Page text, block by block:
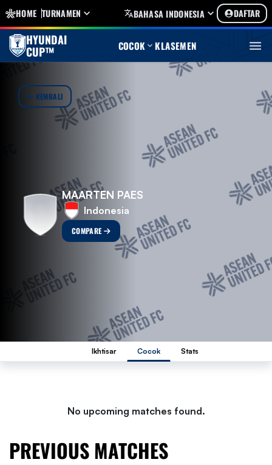
HOME TURNAMEN BAHASA INDONESIA DAFTAR
HYUNDAI
CUP™ COCOK KLASEMEN
KEMBALI
MAARTEN PAES
Indonesia
COMPARE
Ikhtisar Cocok Stats
No upcoming matches found.
PREVIOUS MATCHES